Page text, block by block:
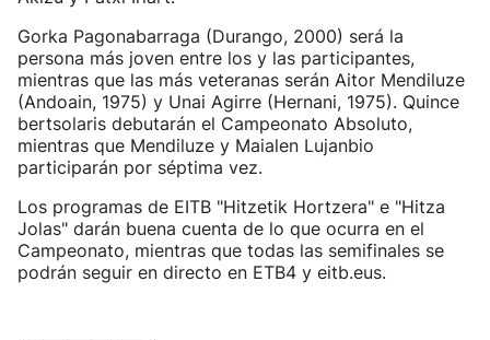
Gorka Pagonabarraga (Durango, 2000) será la
persona más joven entre los y las participantes,
mientras que las más veteranas serán Aitor Mendiluze
(Andoain, 1975) y Unai Agirre (Hernani, 1975). Quince
bertsolaris debutarán el Campeonato Absoluto,
mientras que Mendiluze y Maialen Lujanbio
participarán por séptima vez.
Los programas de EITB "Hitzetik Hortzera" e "Hitza
Jolas" darán buena cuenta de lo que ocurra en el
Campeonato, mientras que todas las semifinales se
podrán seguir en directo en ETB4 y eitb.eus.